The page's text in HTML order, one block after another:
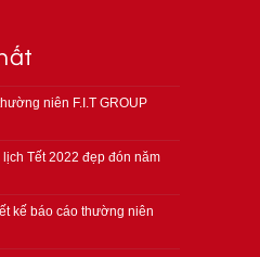
niên F.I.T GROUP
Tết 2022 đẹp đón năm
kế báo cáo thường niên